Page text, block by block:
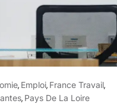
, Emploi, France Travail,
, Pays De La Loire